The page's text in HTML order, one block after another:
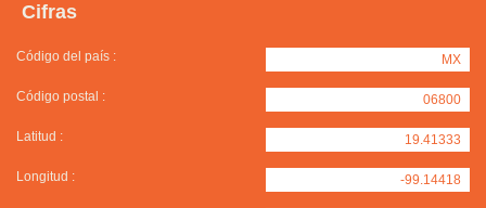
Cifras
Código del país : MX
Código postal : 06800
Latitud : 19.41333
Longitud : -99.14418